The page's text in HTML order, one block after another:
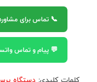
📞 تماس برای
💬 پیام و تماس